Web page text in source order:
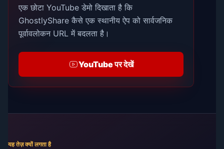
एक छोटा YouTube डेमो दिखाता है कि
GhostlyShare कैसे एक स्थानीय ऐप को सार्वजनिक
पूर्वावलोकन URL में बदलता है।
YouTube पर देखें
यह तेज़ क्यों लगता है